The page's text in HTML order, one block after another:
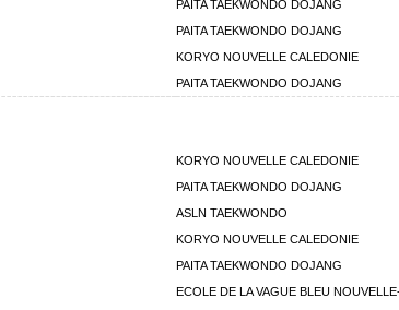
PAITA TAEKWONDO DOJANG
PAITA TAEKWONDO DOJANG
KORYO NOUVELLE CALEDONIE
PAITA TAEKWONDO DOJANG
KORYO NOUVELLE CALEDONIE
PAITA TAEKWONDO DOJANG
ASLN TAEKWONDO
KORYO NOUVELLE CALEDONIE
PAITA TAEKWONDO DOJANG
ECOLE DE LA VAGUE BLEU